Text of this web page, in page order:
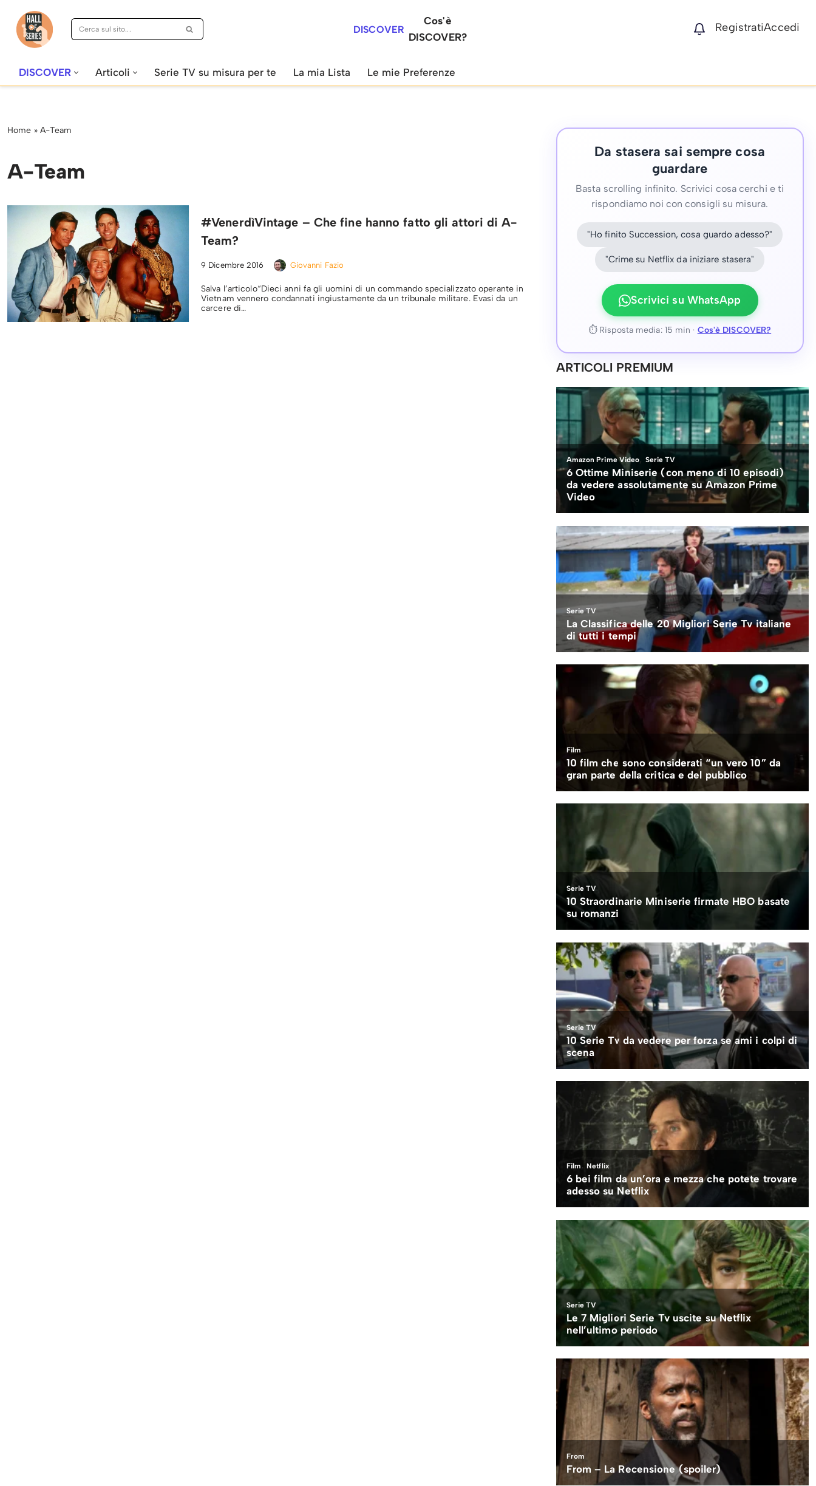
Vai
DISCOVER
Cos'è
DISCOVER?
RegistratiAccedi
DISCOVER Articoli Serie TV su misura per te La mia Lista Le mie Preferenze
Home » A-Team
A-Team
#VenerdìVintage – Che fine hanno fatto gli attori di A-
Team?
9 Dicembre 2016 Giovanni Fazio
Salva l’articolo“Dieci anni fa gli uomini di un commando specializzato operante in
Vietnam vennero condannati ingiustamente da un tribunale militare. Evasi da un
carcere di…
Da stasera sai sempre cosa
guardare
Basta scrolling infinito. Scrivici cosa cerchi e ti
rispondiamo noi con consigli su misura.
"Ho finito Succession, cosa guardo adesso?"
"Crime su Netflix da iniziare stasera"
Scrivici su WhatsApp
⏱ Risposta media: 15 min · Cos'è DISCOVER?
ARTICOLI PREMIUM